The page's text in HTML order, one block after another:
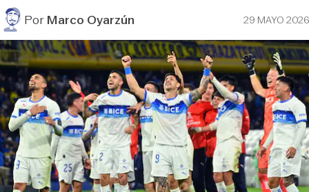
PorMarco Oyarzún 29 MAYO 2026